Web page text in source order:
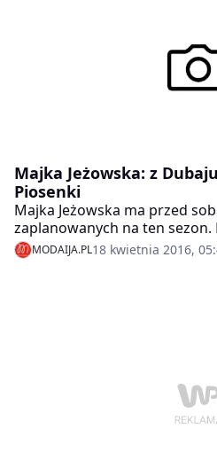
Majka Jeżowska: z
Piosenki
Majka Jeżowska ma przed
zaplanowanych na ten sezon.
odpocząć i wyjechała ze
MODAIJA.PL18 kwietnia 2016,